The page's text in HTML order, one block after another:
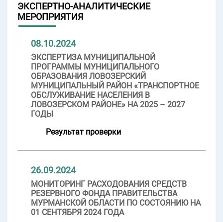
ЭКСПЕРТНО-АНАЛИТИЧЕСКИЕ
МЕРОПРИЯТИЯ
08.10.2024
ЭКСПЕРТИЗА МУНИЦИПАЛЬНОЙ
ПРОГРАММЫ МУНИЦИПАЛЬНОГО
ОБРАЗОВАНИЯ ЛОВОЗЕРСКИЙ
МУНИЦИПАЛЬНЫЙ РАЙОН «ТРАНСПОРТНОЕ
ОБСЛУЖИВАНИЕ НАСЕЛЕНИЯ В
ЛОВОЗЕРСКОМ РАЙОНЕ» НА 2025 – 2027
ГОДЫ
Результат проверки
26.09.2024
МОНИТОРИНГ РАСХОДОВАНИЯ СРЕДСТВ
РЕЗЕРВНОГО ФОНДА ПРАВИТЕЛЬСТВА
МУРМАНСКОЙ ОБЛАСТИ ПО СОСТОЯНИЮ НА
01 СЕНТЯБРЯ 2024 ГОДА